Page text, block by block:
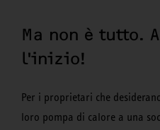
Ma non è tutto.
l'inizio!
Per i proprietari che
loro pompa di calore a una